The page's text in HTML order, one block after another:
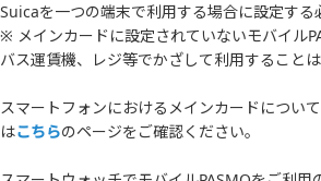
Suicaを一つの端末で利用する場合に設定する
※ メインカードに設定されていないモバイル
バス運賃機、レジ等でかざして利用することは
スマートフォンにおけるメインカードについ
はこちらのページをご確認ください。